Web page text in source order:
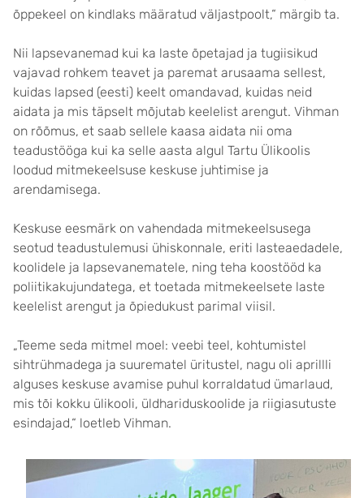
õppekeel on kindlaks määratud väljastpoolt,“ märgib ta.
Nii lapsevanemad kui ka laste õpetajad ja tugiisikud
vajavad rohkem teavet ja paremat arusaama sellest,
kuidas lapsed (eesti) keelt omandavad, kuidas neid
aidata ja mis täpselt mõjutab keelelist arengut. Vihman
on rõõmus, et saab sellele kaasa aidata nii oma
teadustööga kui ka selle aasta algul Tartu Ülikoolis
loodud mitmekeelsuse keskuse juhtimise ja
arendamisega.
Keskuse eesmärk on vahendada mitmekeelsusega
seotud teadustulemusi ühiskonnale, eriti lasteaedadele,
koolidele ja lapsevanematele, ning teha koostööd ka
poliitikakujundatega, et toetada mitmekeelsete laste
keelelist arengut ja õpiedukust parimal viisil.
„Teeme seda mitmel moel: veebi teel, kohtumistel
sihtrühmadega ja suurematel üritustel, nagu oli aprillli
alguses keskuse avamise puhul korraldatud ümarlaud,
mis tõi kokku ülikooli, üldhariduskoolide ja riigiasutuste
esindajad,“ loetleb Vihman.